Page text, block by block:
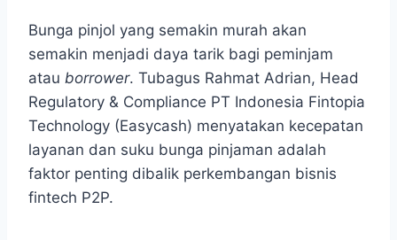
Bunga pinjol yang semakin murah akan
semakin menjadi daya tarik bagi peminjam
atau borrower. Tubagus Rahmat Adrian, Head
Regulatory & Compliance PT Indonesia Fintopia
Technology (Easycash) menyatakan kecepatan
layanan dan suku bunga pinjaman adalah
faktor penting dibalik perkembangan bisnis
fintech P2P.